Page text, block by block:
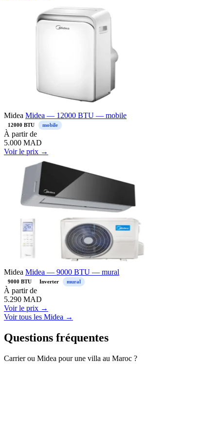
Midea Midea — 12000 BTU — mobile
12000 BTU mobile
À partir de
5.000 MAD
Voir le prix →
Midea Midea — 9000 BTU — mural
9000 BTU Inverter mural
À partir de
5.290 MAD
Voir le prix →
Voir tous les Midea →
Questions fréquentes
Carrier ou Midea pour une villa au Maroc ?